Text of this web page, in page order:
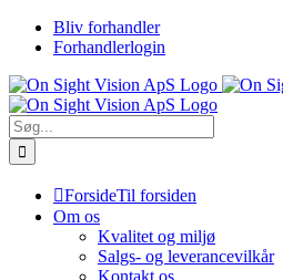
Skip
Bliv forhandler
Forhandlerlogin
Søg
efter:
ForsideTil forsiden
Om os
Kvalitet og miljø
Salgs- og leverancevilkår
Kontakt os